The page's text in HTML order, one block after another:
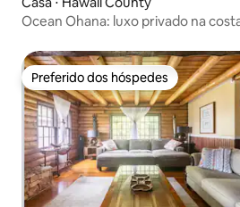
Ocean Ohana: luxo privado na
Preferido dos hóspedes
Preferido dos hóspedes